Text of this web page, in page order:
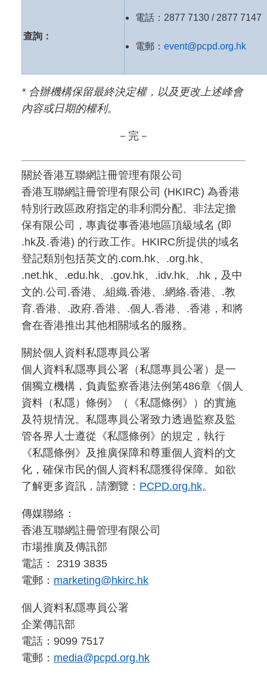
查詢：
電話：2877 7130 / 2877 7147
電郵： event@pcpd.org.hk
* 合辦機構保留最終決定權，以及更改上述峰會
內容或日期的權利。
－完－
關於香港互聯網註冊管理有限公司
香港互聯網註冊管理有限公司 (HKIRC) 為香港
特別行政區政府指定的非利潤分配、非法定擔
保有限公司，專責從事香港地區頂級域名 (即
.hk及.香港) 的行政工作。HKIRC所提供的域名
登記類別包括英文的.com.hk、.org.hk、
.net.hk、.edu.hk、.gov.hk、.idv.hk、.hk，及中
文的.公司.香港、.組織.香港、.網絡.香港、.教
育.香港、.政府.香港、.個人.香港、.香港，和將
會在香港推出其他相關域名的服務。
關於個人資料私隱專員公署
個人資料私隱專員公署（私隱專員公署）是一
個獨立機構，負責監察香港法例第486章《個人
資料（私隱）條例》（《私隱條例》）的實施
及符規情況。私隱專員公署致力透過監察及監
管各界人士遵從《私隱條例》的規定，執行
《私隱條例》及推廣保障和尊重個人資料的文
化，確保市民的個人資料私隱獲得保障。如欲
了解更多資訊，請瀏覽： PCPD.org.hk。
傳媒聯絡：
香港互聯網註冊管理有限公司
市場推廣及傳訊部
電話： 2319 3835
電郵： marketing@hkirc.hk
個人資料私隱專員公署
企業傳訊部
電話：9099 7517
電郵： media@pcpd.org.hk